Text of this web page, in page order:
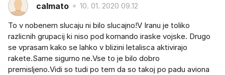
calmato 10. 01. 2020 09.12
To v nobenem slucaju ni bilo slucajno!V Iranu je toliko
razlicnih grupacij ki niso pod komando iraske vojske. Drugo
se vprasam kako se lahko v blizini letalisca aktivirajo
rakete.Same sigurno ne.Vse to je bilo dobro
premisljeno.Vidi so tudi po tem da so takoj po padu aviona